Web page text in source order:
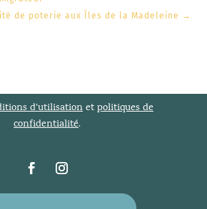
de poterie aux Îles de la Madeleine →
d’utilisationetpolitiques de
confidentialité.